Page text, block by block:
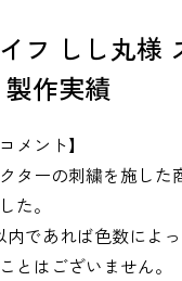
フ しし丸様
作実績
メント】
ターの刺繍を施した
た。
内であれば色数によ
とはございません。